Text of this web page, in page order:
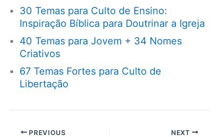
30 Temas para Culto de Ensino:
Inspiração Bíblica para Doutrinar a Igreja
40 Temas para Jovem + 34 Nomes
Criativos
67 Temas Fortes para Culto de
Libertação
PREVIOUS NEXT